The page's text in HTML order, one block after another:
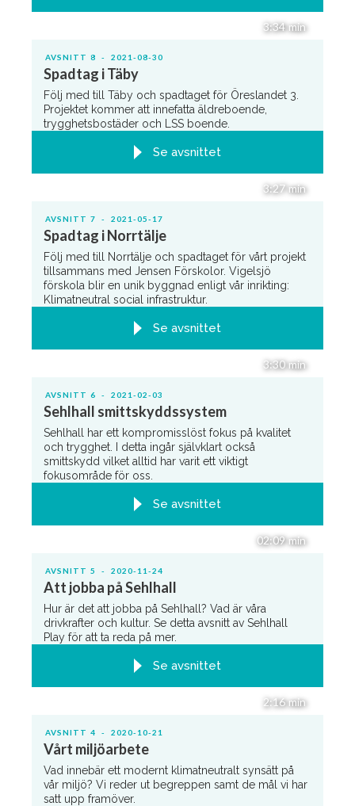
3:34 min
AVSNITT 8 - 2021-08-30
Spadtag i Täby
Följ med till Täby och spadtaget för Öreslandet 3.
Projektet kommer att innefatta äldreboende,
trygghetsbostäder och LSS boende.
Se avsnittet
3:27 min
AVSNITT 7 - 2021-05-17
Spadtag i Norrtälje
Följ med till Norrtälje och spadtaget för vårt projekt
tillsammans med Jensen Förskolor. Vigelsjö
förskola blir en unik byggnad enligt vår inrikting:
Klimatneutral social infrastruktur.
Se avsnittet
3:30 min
AVSNITT 6 - 2021-02-03
Sehlhall smittskyddssystem
Sehlhall har ett kompromisslöst fokus på kvalitet
och trygghet. I detta ingår självklart också
smittskydd vilket alltid har varit ett viktigt
fokusområde för oss.
Se avsnittet
02:09 min
AVSNITT 5 - 2020-11-24
Att jobba på Sehlhall
Hur är det att jobba på Sehlhall? Vad är våra
drivkrafter och kultur. Se detta avsnitt av Sehlhall
Play för att ta reda på mer.
Se avsnittet
2:16 min
AVSNITT 4 - 2020-10-21
Vårt miljöarbete
Vad innebär ett modernt klimatneutralt synsätt på
vår miljö? Vi reder ut begreppen samt de mål vi har
satt upp framöver.